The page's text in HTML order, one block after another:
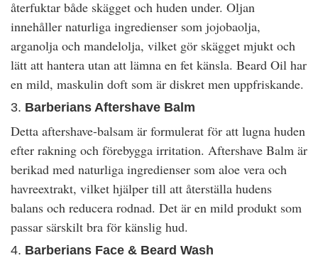
återfuktar både skägget och huden under. Oljan
innehåller naturliga ingredienser som jojobaolja,
arganolja och mandelolja, vilket gör skägget mjukt och
lätt att hantera utan att lämna en fet känsla. Beard Oil har
en mild, maskulin doft som är diskret men uppfriskande.
3. Barberians Aftershave Balm
Detta aftershave-balsam är formulerat för att lugna huden
efter rakning och förebygga irritation. Aftershave Balm är
berikad med naturliga ingredienser som aloe vera och
havreextrakt, vilket hjälper till att återställa hudens
balans och reducera rodnad. Det är en mild produkt som
passar särskilt bra för känslig hud.
4. Barberians Face & Beard Wash